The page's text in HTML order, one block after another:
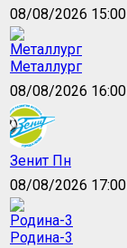
08/08/2026 15:00
Металлург
08/08/2026 16:00
Зенит Пн
08/08/2026 17:00
Родина-3